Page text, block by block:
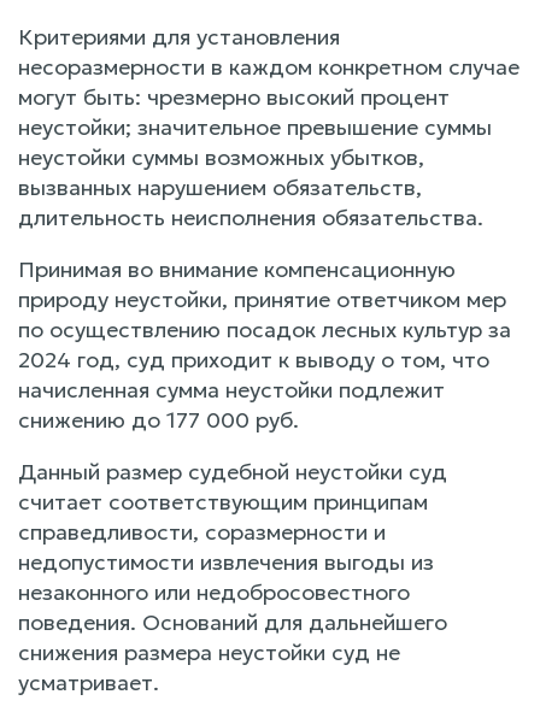
Критериями для установления
несоразмерности в каждом конкретном случае
могут быть: чрезмерно высокий процент
неустойки; значительное превышение суммы
неустойки суммы возможных убытков,
вызванных нарушением обязательств,
длительность неисполнения обязательства.
Принимая во внимание компенсационную
природу неустойки, принятие ответчиком мер
по осуществлению посадок лесных культур за
2024 год, суд приходит к выводу о том, что
начисленная сумма неустойки подлежит
снижению до 177 000 руб.
Данный размер судебной неустойки суд
считает соответствующим принципам
справедливости, соразмерности и
недопустимости извлечения выгоды из
незаконного или недобросовестного
поведения. Оснований для дальнейшего
снижения размера неустойки суд не
усматривает.